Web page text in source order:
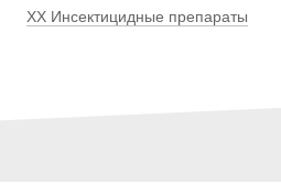
ХХ Инсектицидные препараты